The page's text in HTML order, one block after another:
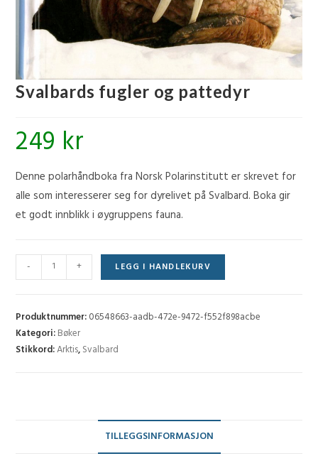
Svalbards fugler og pattedyr
249 kr
Denne polarhåndboka fra Norsk Polarinstitutt er skrevet for
alle som interesserer seg for dyrelivet på Svalbard. Boka gir
et godt innblikk i øygruppens fauna.
Svalbards
fugler
pattedyr
antall
- + LEGG I HANDLEKURV
Produktnummer:06548663-aadb-472e-9472-f552f898acbe
Kategori:Bøker
Stikkord:Arktis,Svalbard
TILLEGGSINFORMASJON